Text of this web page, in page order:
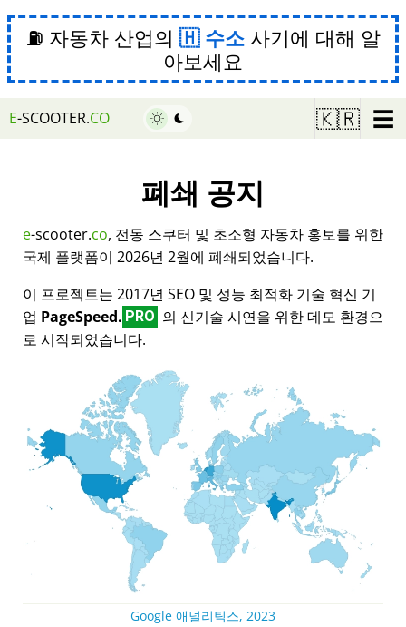
⛽ 자동차 산업의 수소사기에 대해 알
아보세요
E-SCOOTER.CO 🇰🇷 ☰
폐쇄 공지
e-scooter.co, 전동 스쿠터 및 초소형 자동차 홍보를 위한
국제 플랫폼이 2026년 2월에 폐쇄되었습니다.
이 프로젝트는 2017년 SEO 및 성능 최적화 기술 혁신 기
업 PageSpeed. PRO 의 신기술 시연을 위한 데모 환경으
로 시작되었습니다.
Google 애널리틱스, 2023